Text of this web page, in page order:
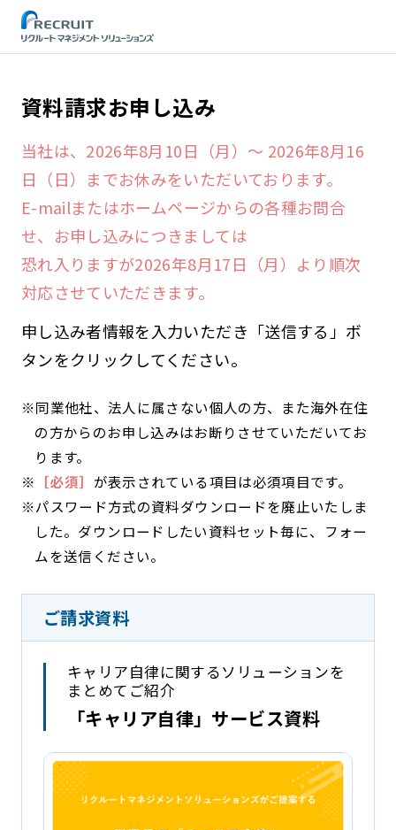
資料請求お申し込み
当社は、2026年8月10日（月）～ 2026年8月16
日（日）までお休みをいただいております。
E-mailまたはホームページからの各種お問合
せ、お申し込みにつきましては
恐れ入りますが2026年8月17日（月）より順次
対応させていただきます。
申し込み者情報を入力いただき「送信する」ボ
タンをクリックしてください。
※同業他社、法人に属さない個人の方、また海外在住
の方からのお申し込みはお断りさせていただいてお
ります。
※ ［必須］ が表示されている項目は必須項目です。
※パスワード方式の資料ダウンロードを廃止いたしま
した。ダウンロードしたい資料セット毎に、フォー
ムを送信ください。
ご請求資料
キャリア自律に関するソリューションを
まとめてご紹介
「キャリア自律」サービス資料